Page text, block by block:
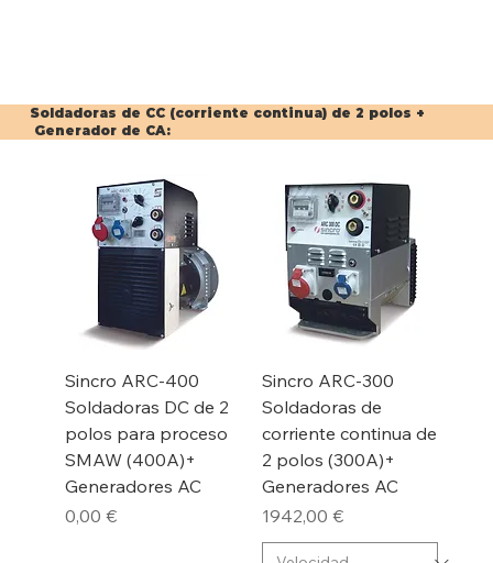
Soldadoras de CC (corriente continua) de 2 polos +
Generador de CA:
Sincro ARC-400
Soldadoras DC de 2
polos para proceso
SMAW (400A)+
Generadores AC
Precio
0,00 €
Sincro ARC-300
Soldadoras de
corriente continua de
2 polos (300A)+
Generadores AC
Precio
1942,00 €